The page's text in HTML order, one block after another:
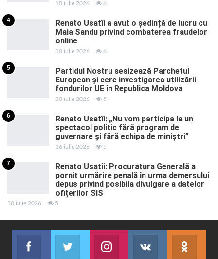
10 iulie 2026 6
4
Renato Usatîi a avut o ședință de lucru cu
Maia Sandu privind combaterea fraudelor
online
30 iulie 2026 6
5
Partidul Nostru sesizează Parchetul
European și cere investigarea utilizării
fondurilor UE în Republica Moldova
30 iulie 2026 5
6
Renato Usatîi: „Nu vom participa la un
spectacol politic fără program de
guvernare și fără echipa de miniștri”
16 iulie 2026 5
7
Renato Usatîi: Procuratura Generală a
pornit urmărire penală în urma demersului
depus privind posibila divulgare a datelor
ofițerilor SIS
30 iulie 2026 5
Facebook
Abonează-te
Twitter
Join us on TwitterJoin us on Instagram
Abonează-te